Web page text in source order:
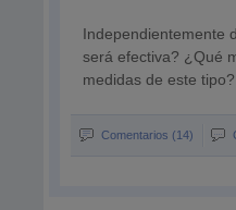
Independientemente
será efectiva? ¿Qué
medidas de este
Comentarios (14)